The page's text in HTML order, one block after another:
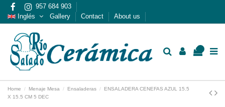
957 684 903
Inglés
Gallery Contact About us
Home Menaje Mesa Ensaladeras
ENSALADERA CENEFAS AZUL 15.5
X 15.5 CM 5 DEC